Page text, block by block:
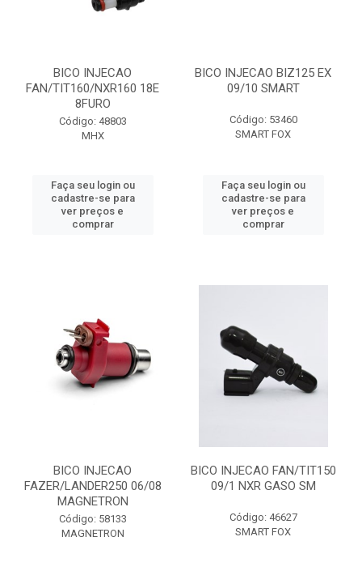
BICO INJECAO
FAN/TIT160/NXR160 18E
8FURO
Código: 48803
MHX
Faça seu login ou
cadastre-se para
ver preços e
comprar
BICO INJECAO BIZ125 EX
09/10 SMART
Código: 53460
SMART FOX
Faça seu login ou
cadastre-se para
ver preços e
comprar
BICO INJECAO
FAZER/LANDER250 06/08
MAGNETRON
Código: 58133
MAGNETRON
BICO INJECAO FAN/TIT150
09/1 NXR GASO SM
Código: 46627
SMART FOX